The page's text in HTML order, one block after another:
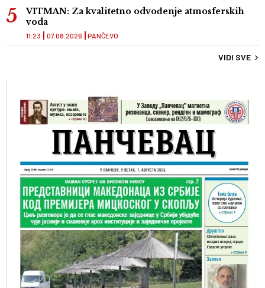
VITMAN: Za kvalitetno odvođenje atmosferskih
voda
PANČEVO
11:23 07.08.2026
VIDI SVE